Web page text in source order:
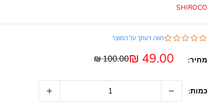
SHIROCO
0.0
rating
חווה דעתך על המוצר
מחיר: מחיר
49.00 ₪ מחיר
100.00 ₪
כמות: